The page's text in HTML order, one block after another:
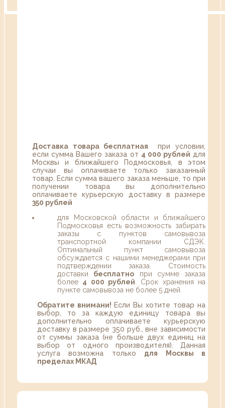
Доставка товара бесплатная при условии,
если сумма Вашего заказа от 4 000 рублей для
Москвы и ближайшего Подмосковья, в этом
случаи вы оплачиваете только заказанный
товар. Если сумма вашего заказа меньше, то при
получении товара вы дополнительно
оплачиваете курьерскую доставку в размере
350 рублей
для Московской области и ближайшего
Подмосковья есть возможность забирать
заказы с пунктов самовывоза
транспортной компании СДЭК.
Оптимальный пункт самовывоза
обсуждается с нашими менеджерами при
подтверждении заказа. Стоимость
доставки бесплатно при сумме заказа
более 4 000 рублей . Срок хранения на
пункте самовывоза не более 5 дней.
Обратите внимани! Если Вы хотите товар на
выбор, то за каждую единицу товара вы
дополнительно оплачиваете курьерскую
доставку в размере 350 руб., вне зависимости
от суммы заказа (не больше двух единиц на
выбор от одного производителя). Данная
услуга возможна только для Москвы в
пределах МКАД